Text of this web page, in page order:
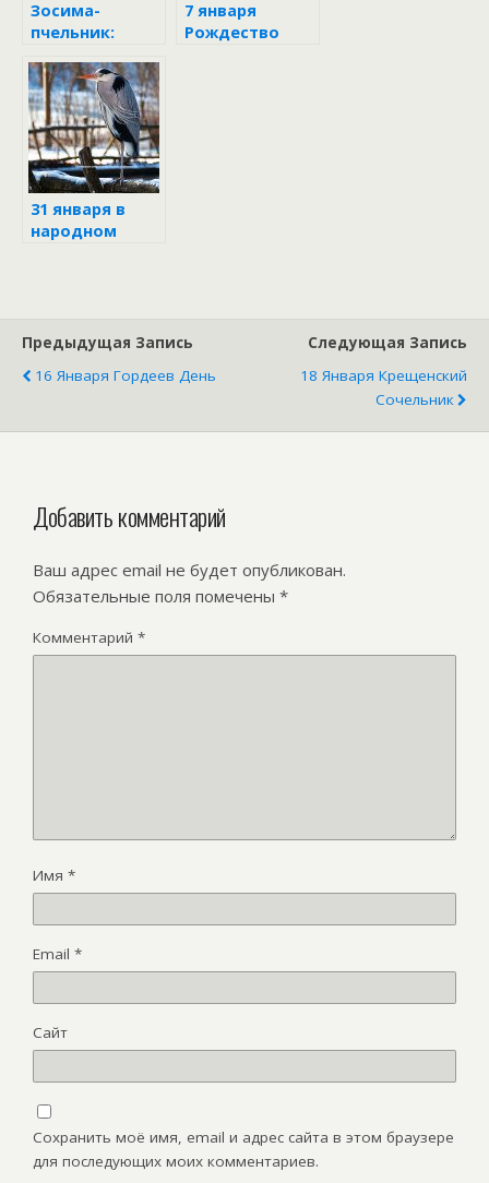
Зосима-
пчельник:
поверья 30
апреля
7 января
Рождество
31 января в
народном
Предыдущая Запись
16 Января Гордеев День
Следующая Запись
18 Января Крещенский
Сочельник
Добавить комментарий
Ваш адрес email не будет опубликован.
Обязательные поля помечены *
Комментарий *
Имя *
Email *
Сайт
Сохранить моё имя, email и адрес сайта в этом браузере
для последующих моих комментариев.